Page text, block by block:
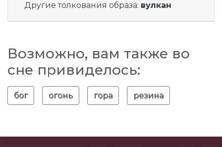
Другие толкования образа: вулкан
Возможно, вам также во
сне привиделось:
бог огонь гора резина